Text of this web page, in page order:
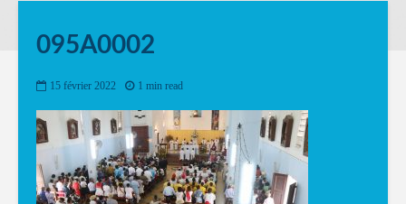
095A0002
15 février 2022 1 min read